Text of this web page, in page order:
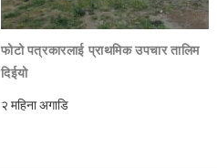
फोटो पत्रकारलाई प्राथमिक उपचार तालिम
दिईयो
२ महिना अगाडि